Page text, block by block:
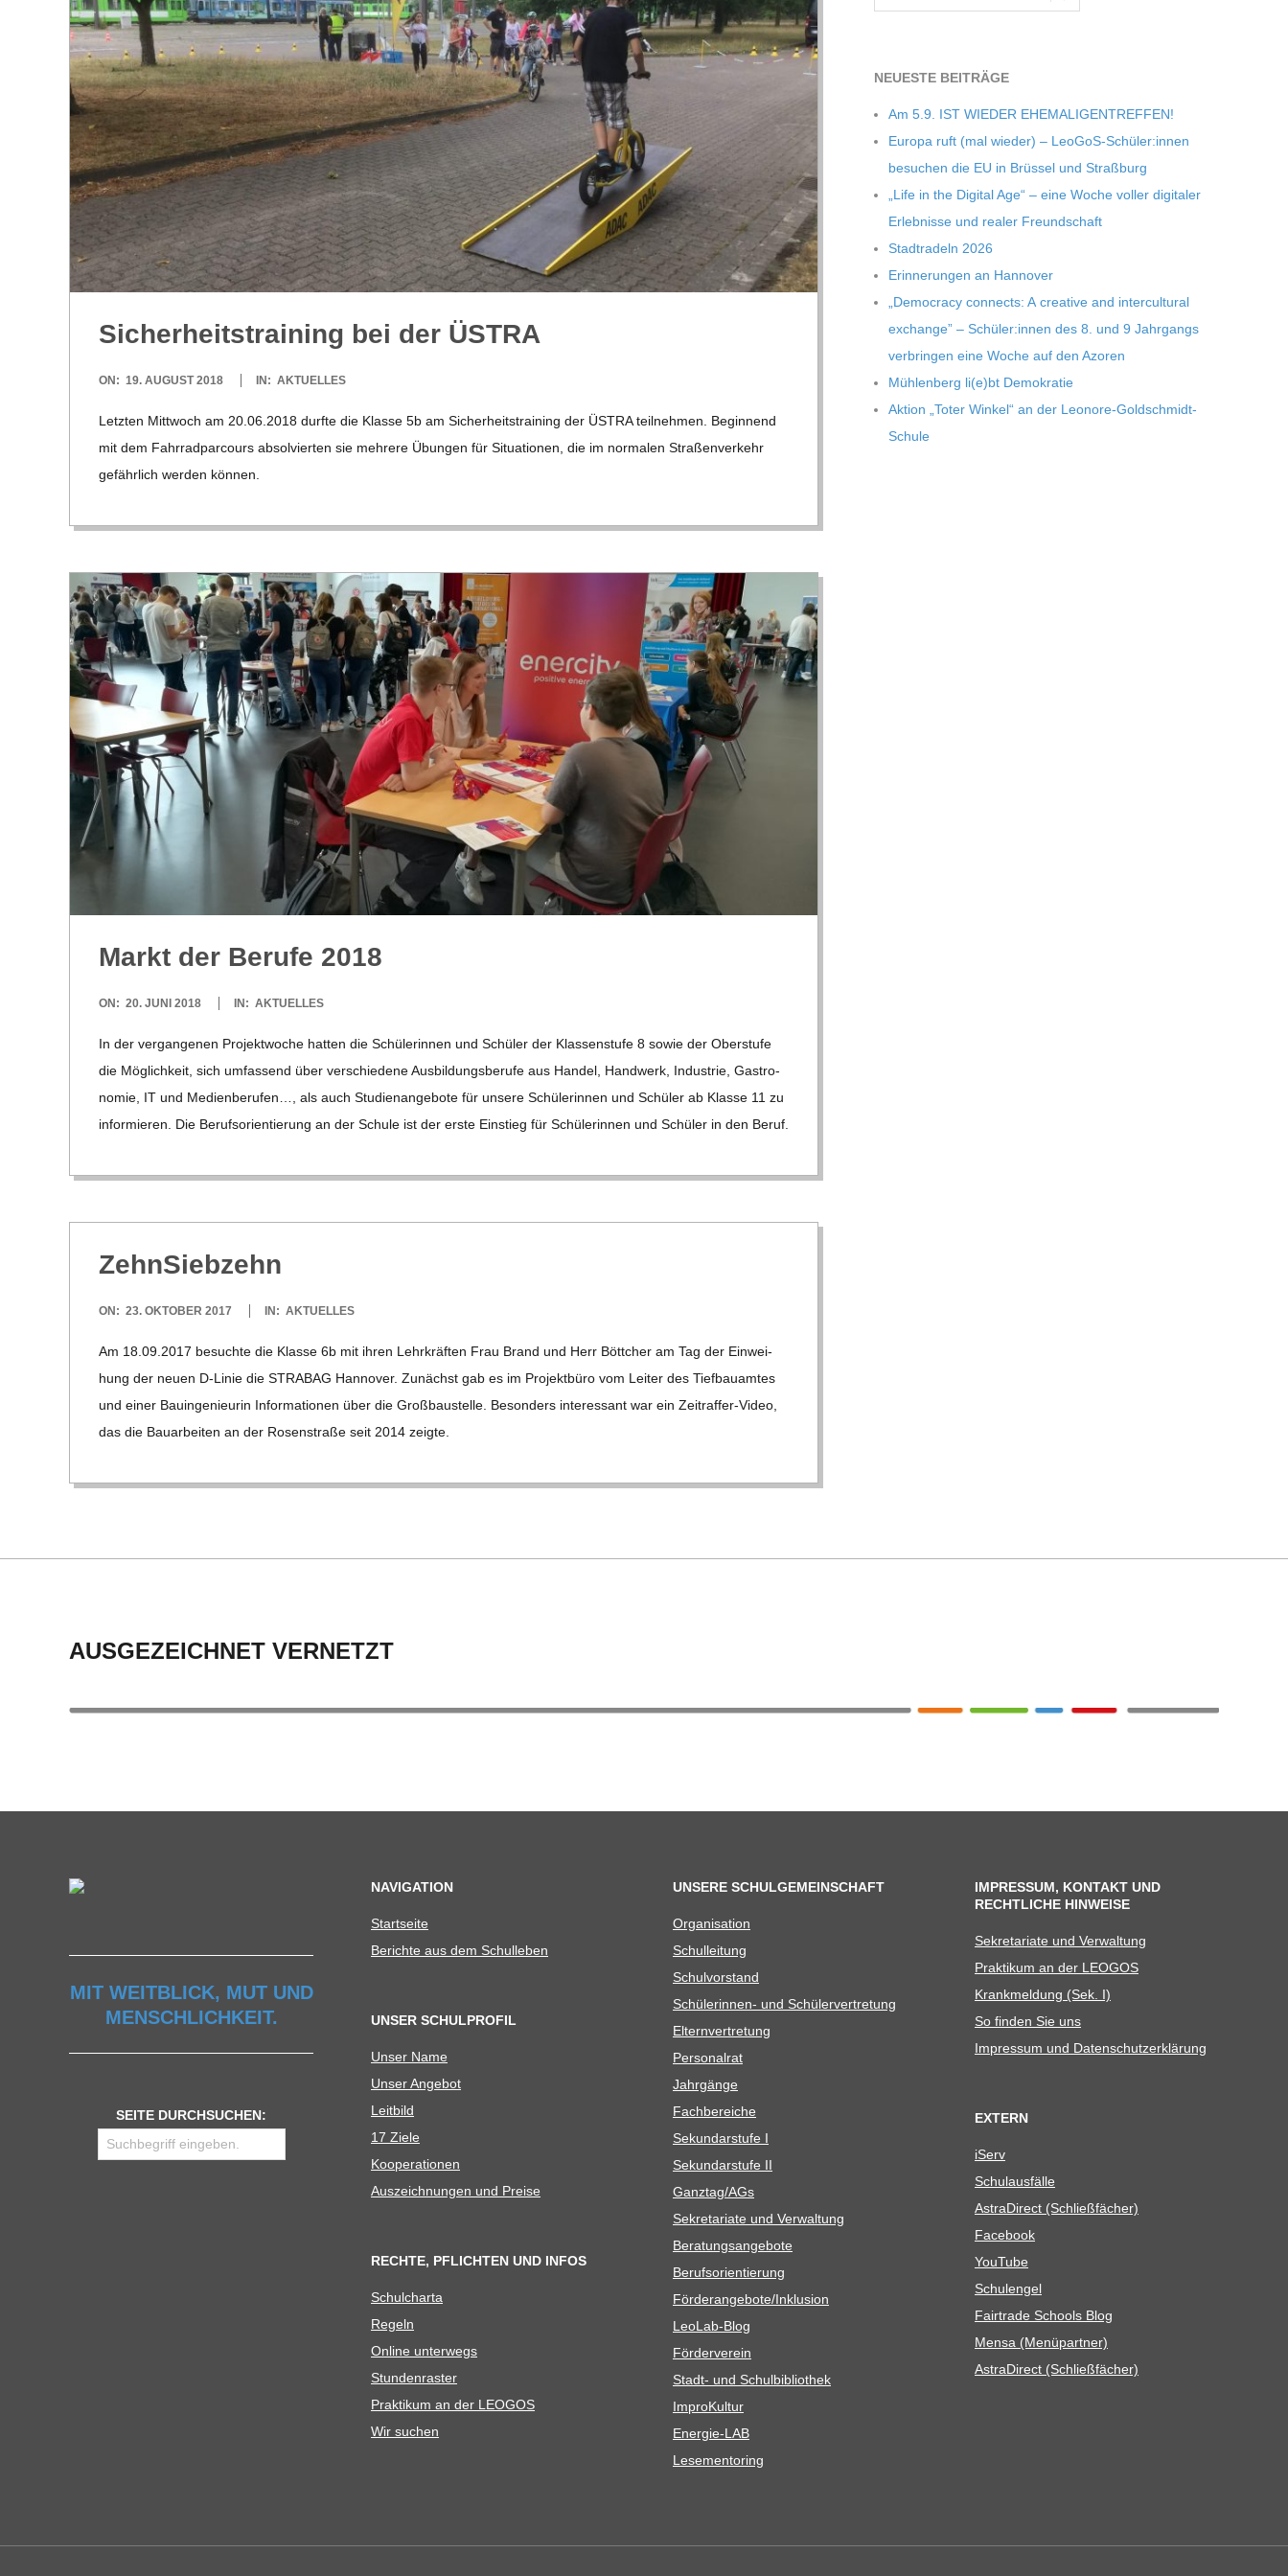
R
E
-
G
O
L
D
S
C
H
M
I
D
T
-
S
C
H
U
E
Sicher­heits­trai­ning bei der ÜSTRA
2018-
ON: 19. AUGUST 2018 IN: AKTUELLES
Letz­ten Mitt­woch am 20.06.2018 durfte die Klasse 5b am Sicher­heits­trai­ning der ÜSTRA teil­neh­men. Begin­nend
mit dem Fahr­rad­par­cours absol­vier­ten sie meh­rere Übun­gen für Situa­tio­nen, die im nor­ma­len Stra­ßen­ver­kehr
gefähr­lich wer­den kön­nen.
Markt der Berufe 2018
2018-
ON: 20. JUNI 2018 IN: AKTUELLES
In der ver­gan­ge­nen Pro­jekt­wo­che hat­ten die Schü­le­rin­nen und Schü­ler der Klas­sen­stufe 8 sowie der Ober­stufe
die Mög­lich­keit, sich umfas­send über ver­schie­dene Aus­bil­dungs­be­rufe aus Han­del, Hand­werk, Indus­trie, Gas­tro­
no­mie, IT und Medi­en­be­ru­fen…, als auch Stu­di­en­an­ge­bote für unsere Schü­le­rin­nen und Schü­ler ab Klasse 11 zu
infor­mie­ren. Die Berufs­ori­en­tie­rung an der Schule ist der erste Ein­stieg für Schü­le­rin­nen und Schü­ler in den Beruf.
Zehn­Sieb­zehn
2017-
ON: 23. OKTOBER 2017 IN: AKTUELLES
Am 18.09.2017 besuchte die Klasse 6b mit ihren Lehr­kräf­ten Frau Brand und Herr Bött­cher am Tag der Ein­wei­
hung der neuen D‑Linie die STRABAG Han­no­ver. Zunächst gab es im Pro­jekt­büro vom Lei­ter des Tief­bau­am­tes
und einer Bau­in­ge­nieu­rin Infor­ma­tio­nen über die Groß­bau­stelle. Beson­ders inter­es­sant war ein Zei­t­raf­­fer-Video,
das die Bau­ar­bei­ten an der Rosen­straße seit 2014 zeigte.
NEU­ESTE BEITRÄGE
Am 5.9. IST WIEDER EHEMALIGENTREFFEN!
Europa ruft (mal wie­der) – LeoGoS-Schüler:innen
besu­chen die EU in Brüs­sel und Straßburg
„Life in the Digi­tal Age“ – eine Woche vol­ler digi­ta­ler
Erleb­nisse und rea­ler Freundschaft
Stadt­ra­deln 2026
Erin­ne­run­gen an Hannover
„Demo­cracy con­nects: A crea­tive and inter­cul­tu­ral
exch­ange” – Schüler:innen des 8. und 9 Jahr­gangs
ver­brin­gen eine Woche auf den Azoren
Müh­len­berg li(e)bt Demokratie
Aktion „Toter Win­kel“ an der Leonore-Goldschmidt-
Schule
AUSGEZEICHNET VERNETZT
MIT WEITBLICK, MUT UND
MENSCHLICHKEIT.
SEITE DURCHSUCHEN:
NAVIGATION
Start­seite
Berichte aus dem Schulleben
UNSER SCHULPROFIL
Unser Name
Unser Ange­bot
Leit­bild
17 Ziele
Koope­ra­tio­nen
Aus­zeich­nun­gen und Preise
RECHTE, PFLICHTEN UND INFOS
Schul­charta
Regeln
Online unter­wegs
Stun­den­ras­ter
Prak­ti­kum an der LEOGOS
Wir suchen
UNSERE SCHULGEMEINSCHAFT
Orga­ni­sa­tion
Schul­lei­tung
Schul­vor­stand
Schü­le­rin­nen- und Schülervertretung
Eltern­ver­tre­tung
Per­so­nal­rat
Jahr­gänge
Fach­be­rei­che
Sekun­dar­stufe I
Sekun­dar­stufe II
Ganztag/​​AGs
Sekre­ta­riate und Verwaltung
Bera­tungs­an­ge­bote
Berufs­ori­en­tie­rung
Förderangebote/​​Inklusion
Leo­Lab-Blog
För­der­ver­ein
Stadt- und Schulbibliothek
Impro­Kul­tur
Ener­­gie-LAB
Lese­men­to­ring
IMPRESSUM, KONTAKT UND
RECHTLICHE HINWEISE
Sekre­ta­riate und Verwaltung
Prak­ti­kum an der LEOGOS
Krank­mel­dung (Sek. I)
So fin­den Sie uns
Impres­sum und Datenschutzerklärung
EXTERN
iServ
Schul­aus­fälle
Astra­Di­rect (Schließ­fä­cher)
Face­book
You­Tube
Schul­en­gel
Fair­trade Schools Blog
Mensa (Menü­part­ner)
Astra­Di­rect (Schließ­fä­cher)